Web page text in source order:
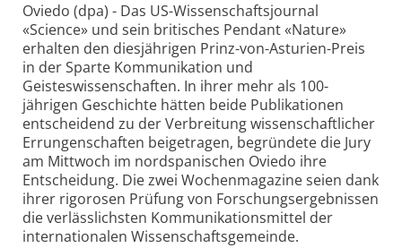
Oviedo (dpa) - Das US-Wissenschaftsjournal
«Science» und sein britisches Pendant «Nature»
erhalten den diesjährigen Prinz-von-Asturien-Preis
in der Sparte Kommunikation und
Geisteswissenschaften. In ihrer mehr als 100-
jährigen Geschichte hätten beide Publikationen
entscheidend zu der Verbreitung wissenschaftlicher
Errungenschaften beigetragen, begründete die Jury
am Mittwoch im nordspanischen Oviedo ihre
Entscheidung. Die zwei Wochenmagazine seien dank
ihrer rigorosen Prüfung von Forschungsergebnissen
die verlässlichsten Kommunikationsmittel der
internationalen Wissenschaftsgemeinde.